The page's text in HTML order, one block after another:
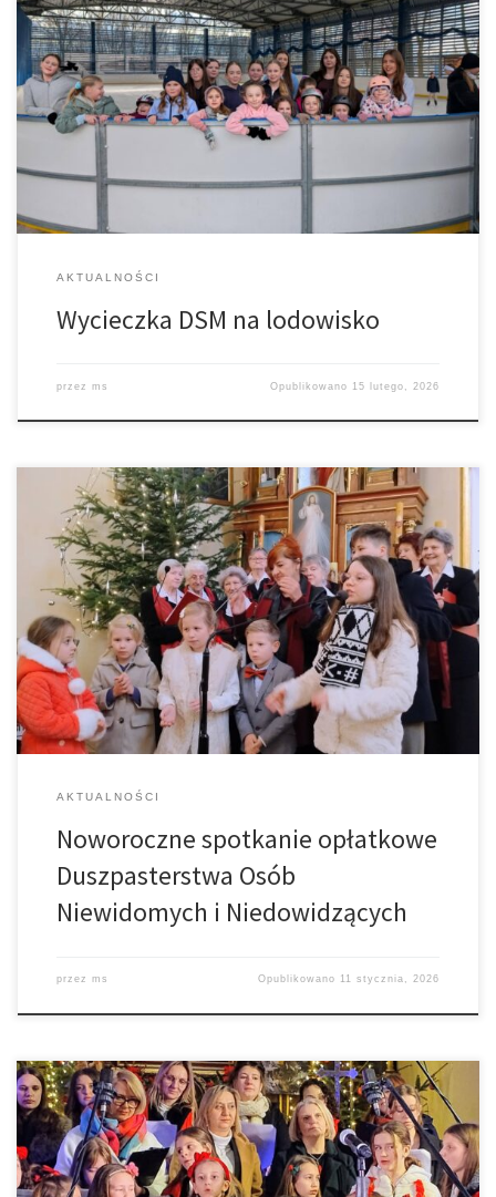
W piątek 13 lutego w ramach wypoczynku seryjnego odbyła się
wycieczka Dziewczęcej Służby Maryjnej na lodowisko w Tarnowie.
Była świetna zabawa i super pogoda. Cieszymy się bardzo, że
mamy możliwość tworzyć takie wspomnienia ,dziękujemy
wszystkim uczestnikom za miłą atmosferę
AKTUALNOŚCI
Wycieczka DSM na lodowisko
przez ms Opublikowano 15 lutego, 2026
Dzisiaj na Mszy św. o godz. 11.00, gościliśmy osoby z
Tarnowskiego Okręgu Duszpasterstwa Osób Niewidomych i
Niedowidzących z zespołem muzycznym Legato, którzy uświetnili
liturgię śpiewem kolęd. Dzisiejsza wizyta to tradycyjne
noworoczne spotkanie opłatkowe duszpasterstwa w naszej
parafii, którego Ks. Hubert jest diecezjalnym duszpasterzem.
AKTUALNOŚCI
Noworoczne spotkanie opłatkowe
Duszpasterstwa Osób
Niewidomych i Niedowidzących
przez ms Opublikowano 11 stycznia, 2026
9 stycznia w Naszej Świątyni gościła Schola Wielopokoleniowa z
Muszyny, która wykonała piękny koncert kolęd i pastorałek. To